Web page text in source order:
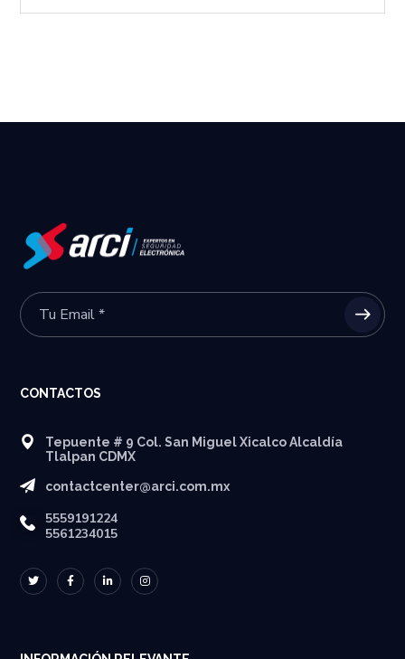
CONTACTOS
Tepuente # 9 Col. San Miguel Xicalco Alcaldía
Tlalpan CDMX
contactcenter@arci.com.mx
5559191224
5561234015